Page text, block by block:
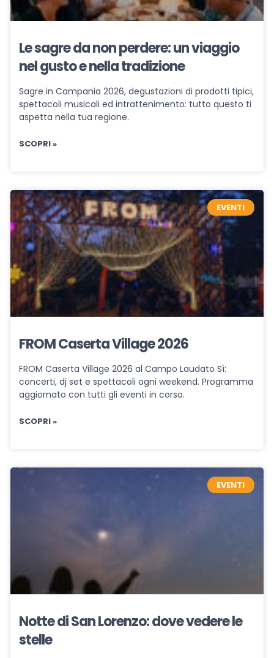
Le sagre da non perdere: un viaggio
nel gusto e nella tradizione
Sagre in Campania 2026, degustazioni di prodotti tipici,
spettacoli musicali ed intrattenimento: tutto questo ti
aspetta nella tua regione.
SCOPRI »
EVENTI
FROM Caserta Village 2026
FROM Caserta Village 2026 al Campo Laudato Sì:
concerti, dj set e spettacoli ogni weekend. Programma
aggiornato con tutti gli eventi in corso.
SCOPRI »
EVENTI
Notte di San Lorenzo: dove vedere le
stelle